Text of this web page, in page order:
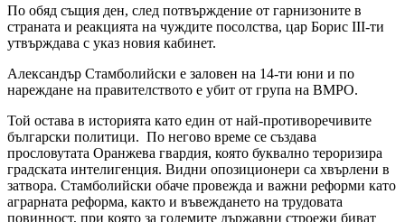
По обяд същия ден, след потвърждение от гарнизоните в
страната и реакцията на чуждите посолства, цар Борис III-ти
утвърждава с указ новия кабинет.
Александър Стамболийски е заловен на 14-ти юни и по
нареждане на правителството е убит от група на ВМРО.
Той остава в историята като един от най-противоречивите
български политици. По негово време се създава
прословутата Оранжева гвардия, която буквално тероризира
градската интелигенция. Видни опозиционери са хвърлени в
затвора. Стамболийски обаче провежда и важни реформи като
аграрната реформа, както и въвеждането на трудовата
повинност, при която за големите държавни строежи биват